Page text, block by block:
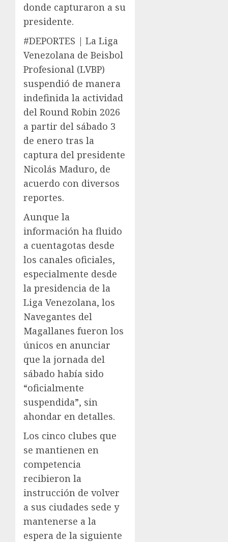
donde capturaron a su
presidente.
#DEPORTES | La Liga
Venezolana de Beisbol
Profesional (LVBP)
suspendió de manera
indefinida la actividad
del Round Robin 2026
a partir del sábado 3
de enero tras la
captura del presidente
Nicolás Maduro, de
acuerdo con diversos
reportes.
Aunque la
información ha fluido
a cuentagotas desde
los canales oficiales,
especialmente desde
la presidencia de la
Liga Venezolana, los
Navegantes del
Magallanes fueron los
únicos en anunciar
que la jornada del
sábado había sido
“oficialmente
suspendida”, sin
ahondar en detalles.
Los cinco clubes que
se mantienen en
competencia
recibieron la
instrucción de volver
a sus ciudades sede y
mantenerse a la
espera de la siguiente